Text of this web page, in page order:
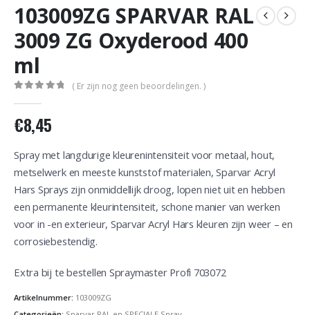
103009ZG SPARVAR RAL
3009 ZG Oxyderood 400
ml
( Er zijn nog geen beoordelingen. )
€8,45
Spray met langdurige kleurenintensiteit voor metaal, hout,
metselwerk en meeste kunststof materialen, Sparvar Acryl
Hars Sprays zijn onmiddellijk droog, lopen niet uit en hebben
een permanente kleurintensiteit, schone manier van werken
voor in -en exterieur, Sparvar Acryl Hars kleuren zijn weer – en
corrosiebestendig.
Extra bij te bestellen Spraymaster Profi 703072
Artikelnummer: 103009ZG